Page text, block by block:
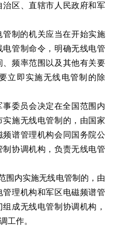
区、直辖市人民政府和军
管制的机关应当在开始实施
电管制命令，明确无线电管
频率范围以及其他有关要
立即实施无线电管制的除
事委员会决定在全国范围内
施无线电管制的，由国家
谱管理机构会同国务院公
协调机构，负责无线电管
围内实施无线电管制的，由
理机构和军区电磁频谱管
成无线电管制协调机构，
工作。